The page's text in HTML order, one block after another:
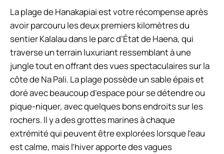
La plage de Hanakapiai est votre récompense après
avoir parcouru les deux premiers kilomètres du
sentier Kalalau dans le parc d’État de Haena, qui
traverse un terrain luxuriant ressemblant à une
jungle tout en offrant des vues spectaculaires sur la
côte de Na Pali. La plage possède un sable épais et
doré avec beaucoup d’espace pour se détendre ou
pique-niquer, avec quelques bons endroits sur les
rochers. Il y a des grottes marines à chaque
extrémité qui peuvent être explorées lorsque l’eau
est calme, mais l’hiver apporte des vagues